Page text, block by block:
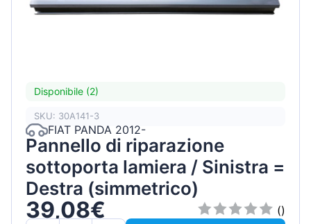
Disponibile (2)
SKU: 30A141-3
FIAT PANDA 2012-
Pannello di riparazione
sottoporta lamiera / Sinistra =
Destra (simmetrico)
39,08€
()